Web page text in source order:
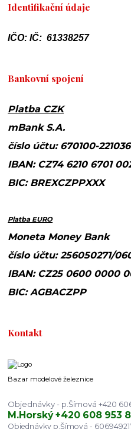
Identifikační údaje
IČO: IČ: 61338257
Bankovní spojení
Platba CZK
mBank S.A.
číslo účtu: 670100-
IBAN: CZ74 6210 6701
BIC: BREXCZPPXXX
Platba EURO
Moneta Money Bank
číslo účtu: 256050271/
IBAN: CZ25 0600 0000
BIC: AGBACZPP
Kontakt
Bazar modelové železnice
Objednávky - p.Šímová +420
M.Horský +420 608 953
Objednávky p.Šímová -